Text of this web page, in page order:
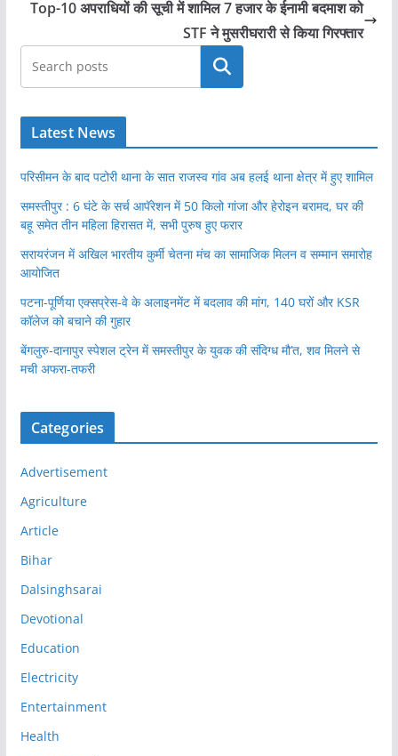
Top-10 अपराधियों की सूची में शामिल 7 हजार के ईनामी बदमाश को
STF ने मुसरीघरारी से किया गिरफ्तार
खोजें
Latest News
परिसीमन के बाद पटोरी थाना के सात राजस्व गांव अब हलई थाना क्षेत्र में हुए शामिल
समस्तीपुर : 6 घंटे के सर्च आपॅरेशन में 50 किलो गांजा और हेरोइन बरामद, घर की
बहू समेत तीन महिला हिरासत में, सभी पुरुष हुए फरार
सरायरंजन में अखिल भारतीय कुर्मी चेतना मंच का सामाजिक मिलन व सम्मान समारोह
आयोजित
पटना-पूर्णिया एक्सप्रेस-वे के अलाइनमेंट में बदलाव की मांग, 140 घरों और KSR
कॉलेज को बचाने की गुहार
बेंगलुरु-दानापुर स्पेशल ट्रेन में समस्तीपुर के युवक की संदिग्ध मौ’त, शव मिलने से
मची अफरा-तफरी
Categories
Advertisement
Agriculture
Article
Bihar
Dalsinghsarai
Devotional
Education
Electricity
Entertainment
Health